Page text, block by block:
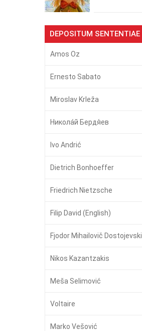
DEPOSITUM SENTENTIAE
Amos Oz
Ernesto Sabato
Miroslav Krleža
Никола́й Бердя́ев
Ivo Andrić
Dietrich Bonhoeffer
Friedrich Nietzsche
Filip David (English)
Fjodor Mihailovič Dostojevski
Nikos Kazantzakis
Meša Selimović
Voltaire
Marko Vešović